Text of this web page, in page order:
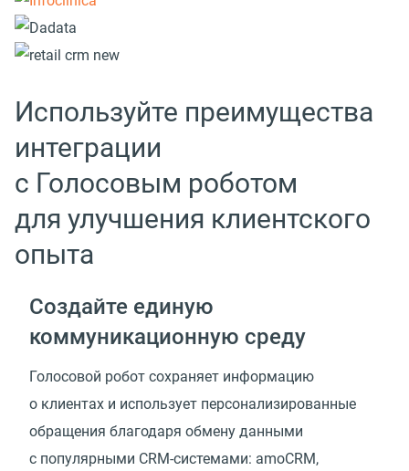
Используйте преимущества
интеграции
с Голосовым роботом
для улучшения клиентского
опыта
Создайте единую
коммуникационную среду
Голосовой робот сохраняет информацию
о клиентах и использует персонализированные
обращения благодаря обмену данными
с популярными CRM-системами: amoCRM,